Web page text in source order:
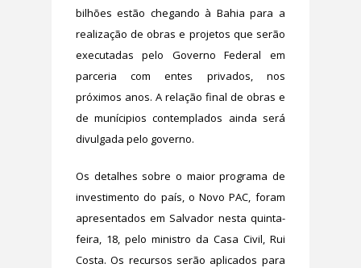
bilhões estão chegando à Bahia para a
realização de obras e projetos que serão
executadas pelo Governo Federal em
parceria com entes privados, nos
próximos anos. A relação final de obras e
de munícipios contemplados ainda será
divulgada pelo governo.
Os detalhes sobre o maior programa de
investimento do país, o Novo PAC, foram
apresentados em Salvador nesta quinta-
feira, 18, pelo ministro da Casa Civil, Rui
Costa. Os recursos serão aplicados para